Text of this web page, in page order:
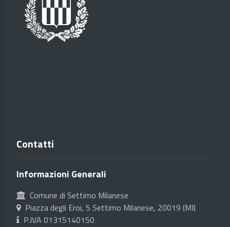
Contatti
Informazioni Generali
Comune di Settimo Milanese
Piazza degli Eroi, 5 Settimo Milanese, 20019 (MI)
P.IVA 01315140150